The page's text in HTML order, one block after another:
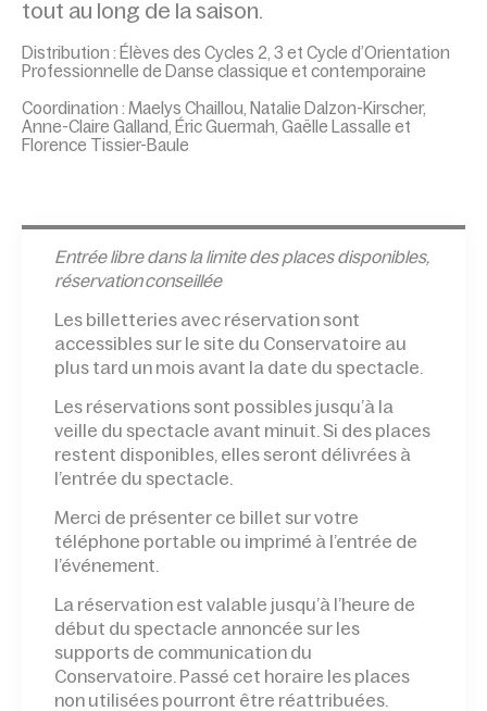
tout au long de la saison.
Distribution : Élèves des Cycles 2, 3 et Cycle d’Orientation
Professionnelle de Danse classique et contemporaine
Coordination : Maelys Chaillou, Natalie Dalzon-Kirscher,
Anne-Claire Galland, Éric Guermah, Gaëlle Lassalle et
Florence Tissier-Baule
Entrée libre dans la limite des places disponibles,
réservation conseillée
Les billetteries avec réservation sont
accessibles sur le site du Conservatoire au
plus tard un mois avant la date du spectacle.
Les réservations sont possibles jusqu’à la
veille du spectacle avant minuit. Si des places
restent disponibles, elles seront délivrées à
l’entrée du spectacle.
Merci de présenter ce billet sur votre
téléphone portable ou imprimé à l’entrée de
l’événement.
La réservation est valable jusqu’à l’heure de
début du spectacle annoncée sur les
supports de communication du
Conservatoire. Passé cet horaire les places
non utilisées pourront être réattribuées.